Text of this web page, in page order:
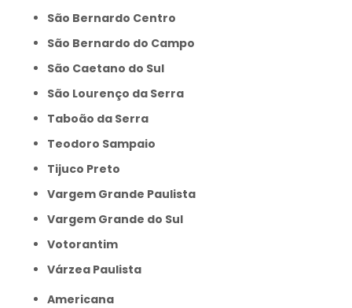
São Bernardo Centro
São Bernardo do Campo
São Caetano do Sul
São Lourenço da Serra
Taboão da Serra
Teodoro Sampaio
Tijuco Preto
Vargem Grande Paulista
Vargem Grande do Sul
Votorantim
Várzea Paulista
Americana